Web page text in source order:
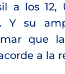
a los 12,
Y su
que
a la